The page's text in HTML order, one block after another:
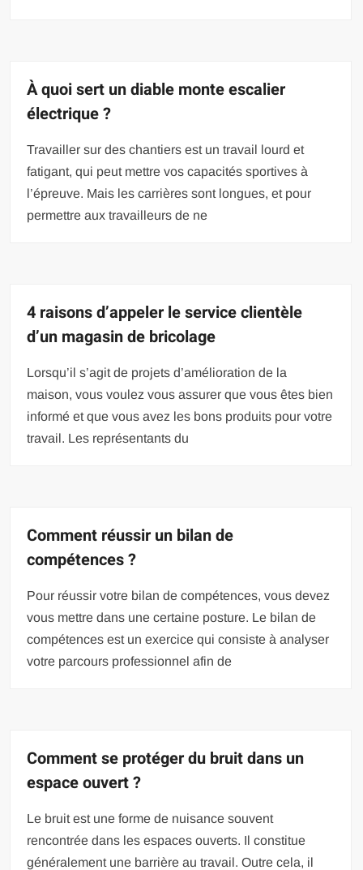
À quoi sert un diable monte escalier
électrique ?
Travailler sur des chantiers est un travail lourd et
fatigant, qui peut mettre vos capacités sportives à
l’épreuve. Mais les carrières sont longues, et pour
permettre aux travailleurs de ne
4 raisons d’appeler le service clientèle
d’un magasin de bricolage
Lorsqu’il s’agit de projets d’amélioration de la
maison, vous voulez vous assurer que vous êtes bien
informé et que vous avez les bons produits pour votre
travail. Les représentants du
Comment réussir un bilan de
compétences ?
Pour réussir votre bilan de compétences, vous devez
vous mettre dans une certaine posture. Le bilan de
compétences est un exercice qui consiste à analyser
votre parcours professionnel afin de
Comment se protéger du bruit dans un
espace ouvert ?
Le bruit est une forme de nuisance souvent
rencontrée dans les espaces ouverts. Il constitue
généralement une barrière au travail. Outre cela, il